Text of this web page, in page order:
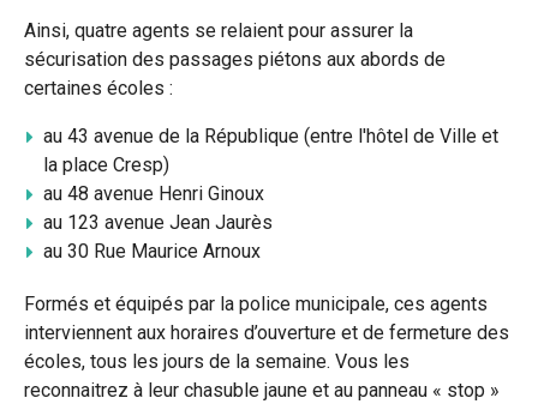
mail
Ainsi, quatre agents se relaient pour assurer la
sécurisation des passages piétons aux abords de
certaines écoles :
au 43 avenue de la République (entre l'hôtel de Ville et
la place Cresp)
au 48 avenue Henri Ginoux
au 123 avenue Jean Jaurès
au 30 Rue Maurice Arnoux
Formés et équipés par la police municipale, ces agents
interviennent aux horaires d’ouverture et de fermeture des
écoles, tous les jours de la semaine. Vous les
reconnaitrez à leur chasuble jaune et au panneau « stop »